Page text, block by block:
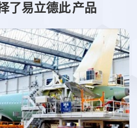
了易立德此产品